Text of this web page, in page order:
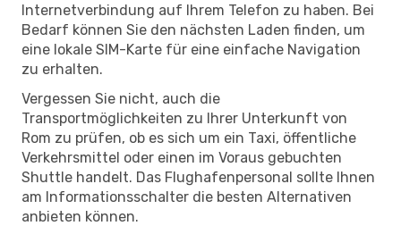
Internetverbindung auf Ihrem Telefon zu haben. Bei
Bedarf können Sie den nächsten Laden finden, um
eine lokale SIM-Karte für eine einfache Navigation
zu erhalten.
Vergessen Sie nicht, auch die
Transportmöglichkeiten zu Ihrer Unterkunft von
Rom zu prüfen, ob es sich um ein Taxi, öffentliche
Verkehrsmittel oder einen im Voraus gebuchten
Shuttle handelt. Das Flughafenpersonal sollte Ihnen
am Informationsschalter die besten Alternativen
anbieten können.